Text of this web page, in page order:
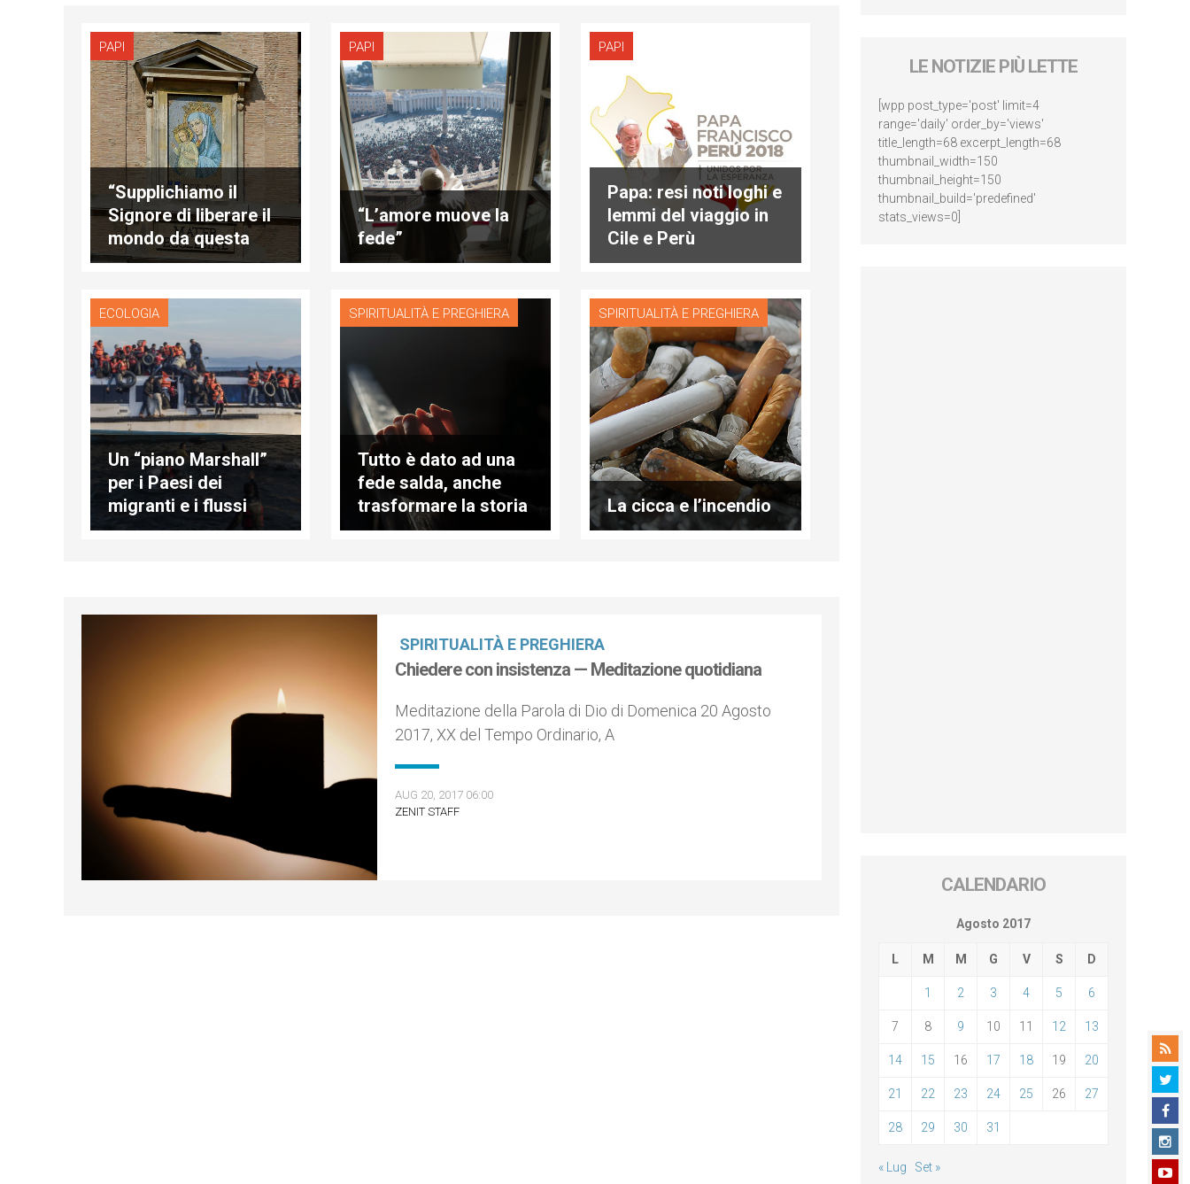
PAPI
“Supplichiamo il
Signore di liberare il
mondo da questa
disumana violenza”
PAPI
“L’amore muove la
fede”
PAPI
Papa: resi noti loghi e
lemmi del viaggio in
Cile e Perù
ECOLOGIA
Un “piano Marshall”
per i Paesi dei
migranti e i flussi
migratori meglio
SPIRITUALITÀ E PREGHIERA
Tutto è dato ad una
fede salda, anche
trasformare la storia
SPIRITUALITÀ E PREGHIERA
La cicca e l’incendio
SPIRITUALITÀ E PREGHIERA
Chiedere con insistenza — Meditazione quotidiana
Meditazione della Parola di Dio di Domenica 20 Agosto
2017, XX del Tempo Ordinario, A
AUG 20, 2017 06:00
ZENIT STAFF
LE NOTIZIE PIÙ LETTE
[wpp post_type='post' limit=4
range='daily' order_by='views'
title_length=68 excerpt_length=68
thumbnail_width=150
thumbnail_height=150
thumbnail_build='predefined'
stats_views=0]
CALENDARIO
Agosto 2017
L M M G V S D
1 2 3 4 5 6
7 8 9 10 11 12 13
14 15 16 17 18 19 20
21 22 23 24 25 26 27
28 29 30 31
« Lug Set »